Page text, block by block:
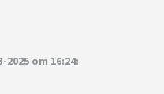
om 16:24: